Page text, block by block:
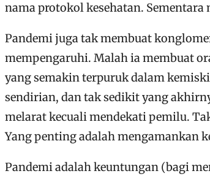
nama protokol kesehatan.
Pandemi juga tak membuat
mempengaruhi. Malah ia membuat
yang semakin terpuruk dalam
sendirian, dan tak sedikit yang
melarat kecuali mendekati pemilu.
Yang penting adalah mengamankan
Pandemi adalah keuntungan (bagi